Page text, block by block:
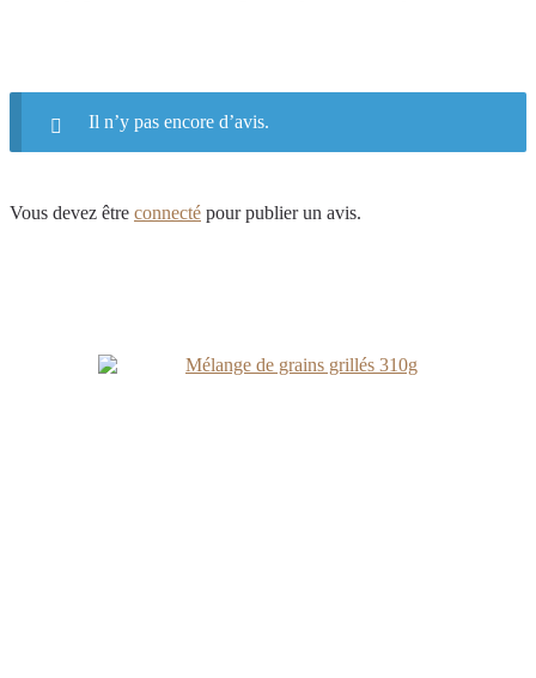
Il n’y pas encore d’avis.
Vous devez être connecté pour publier un avis.